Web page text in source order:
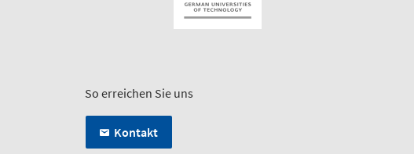
So erreichen Sie uns
Kontakt